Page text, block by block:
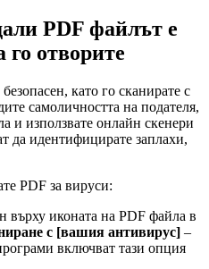
PDF файлът е
го отворите
като го сканирате с
самоличността на подателя,
и използвате онлайн скенери
да идентифицирате заплахи,
PDF за вируси:
върху иконата на PDF файла в
с [вашия антивирус] –
включват тази опция